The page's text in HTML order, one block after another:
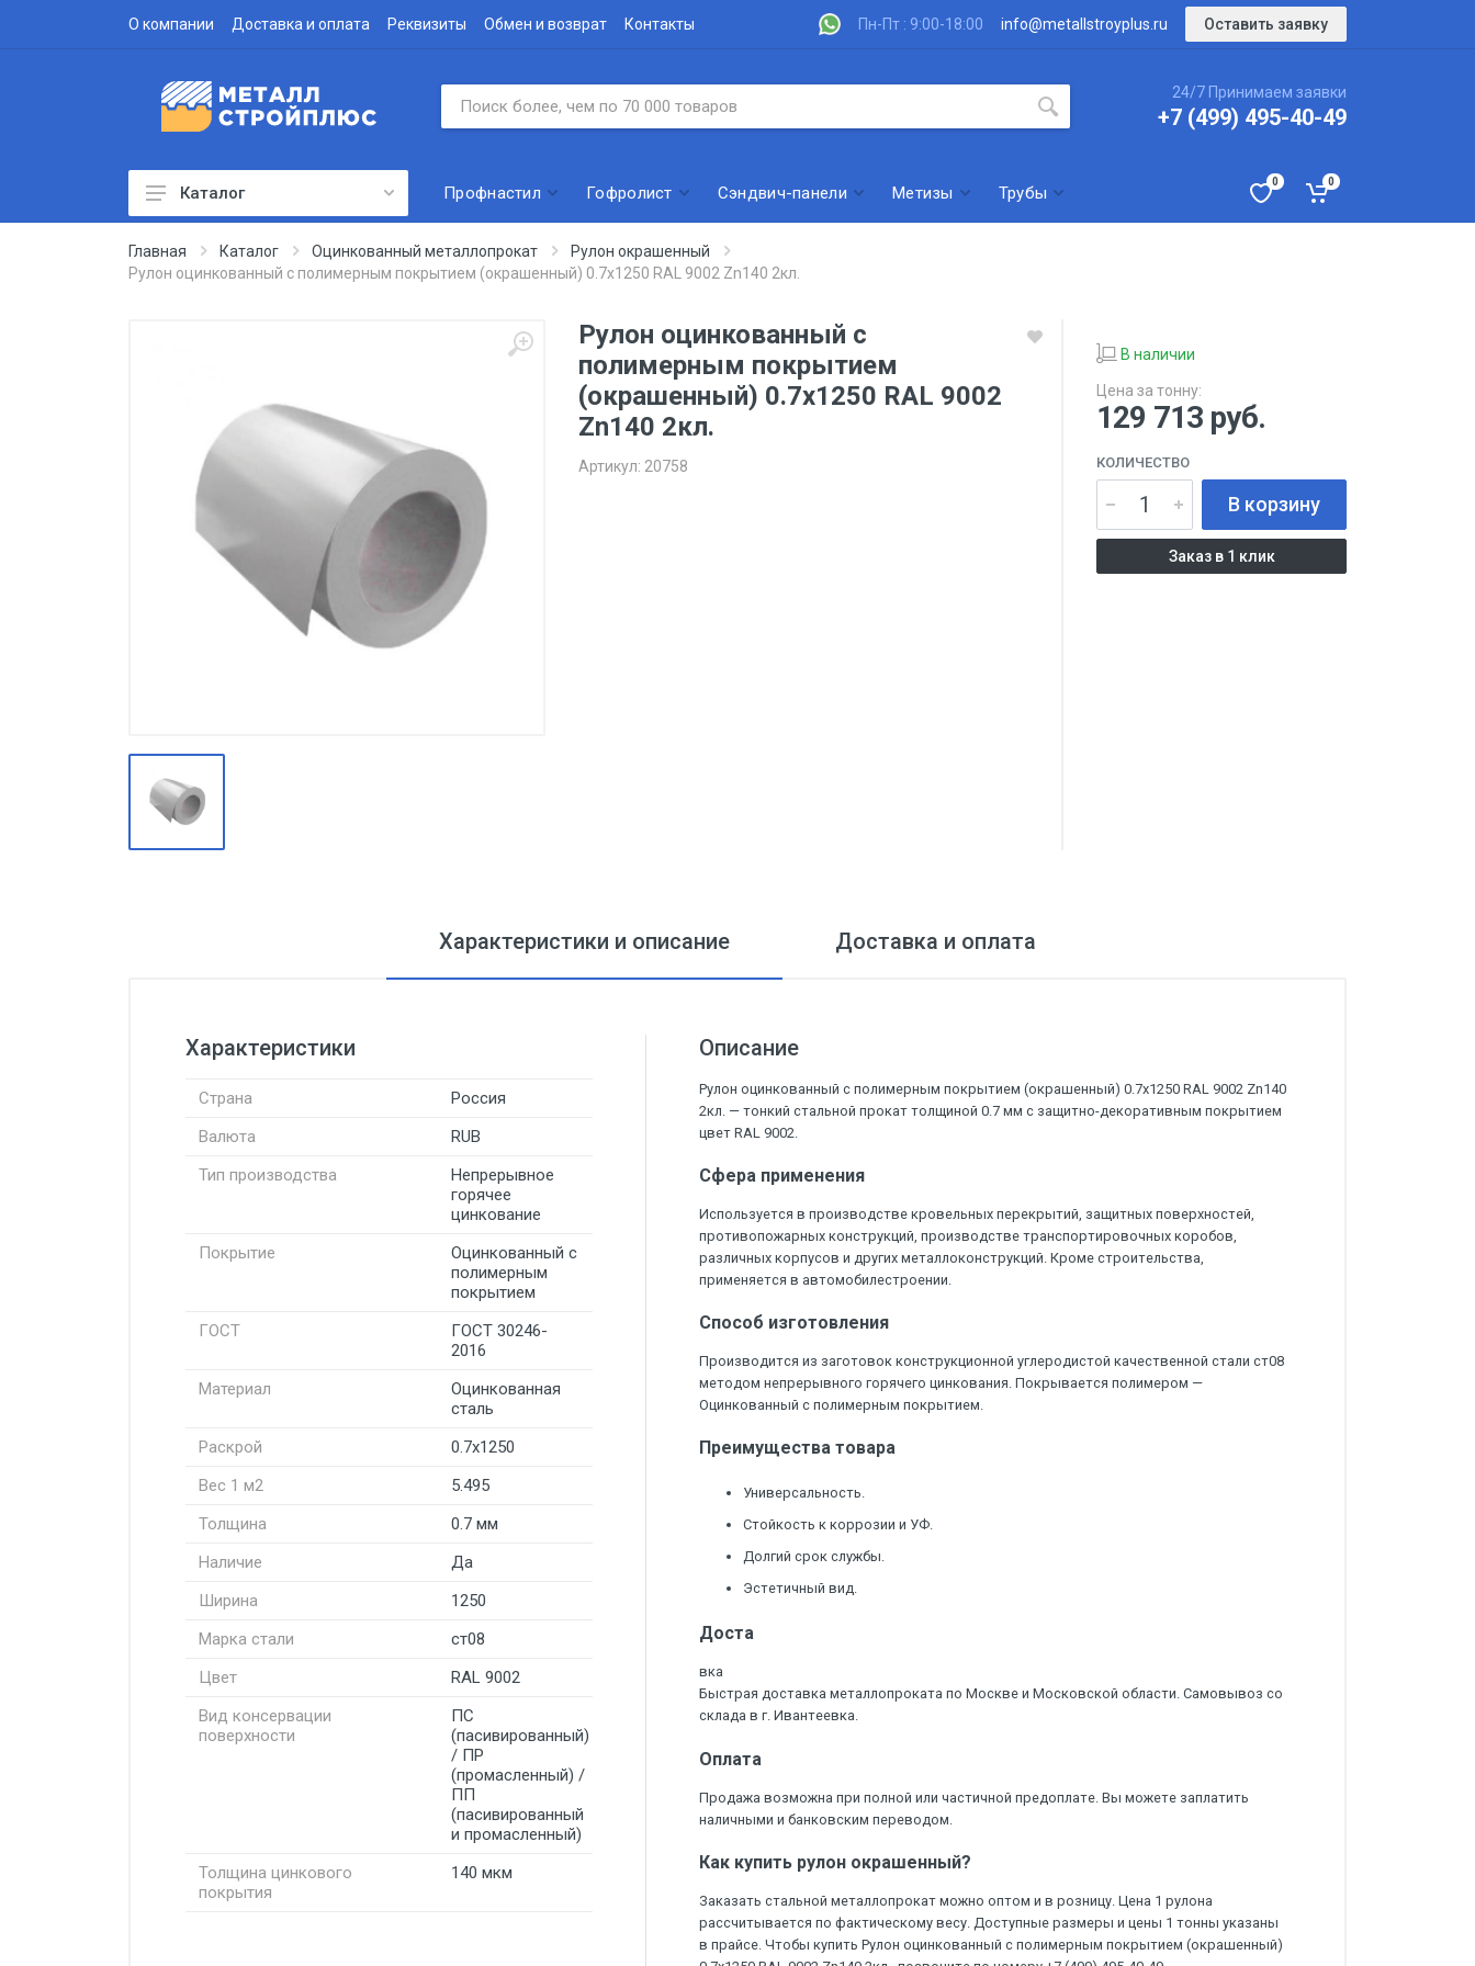
О компании Доставка и оплата Реквизиты Обмен и возврат Контакты Пн-Пт : 9:00-18:00 info@metallstroyplus.ru Оставить заявку
24/7 Принимаем заявки
+7 (499) 495-40-49
Профнастил
Водосточная система
Сэндвич-панели
Метизы
Штакетник
Черный металлопрокат
Нержавеющий металлопрокат
Запорная арматура
Цветные металлы
Каталог Профнастил Гофролист Сэндвич-панели Метизы Трубы
0 0
Главная Каталог Оцинкованный металлопрокат
Рулон окрашенный
Рулон оцинкованный с полимерным покрытием (окрашенный) 0.7x1250 RAL 9002 Zn140 2кл.
Рулон оцинкованный с
полимерным покрытием
(окрашенный) 0.7x1250 RAL 9002
Zn140 2кл.
Артикул: 20758
В наличии
Цена за тонну:
129 713 руб.
КОЛИЧЕСТВО
В корзину
Заказ в 1 клик
Характеристики и описание Доставка и оплата
Характеристики
Страна
Россия
Валюта
RUB
Тип производства
Непрерывное
горячее
цинкование
Покрытие
Оцинкованный с
полимерным
покрытием
ГОСТ
ГОСТ 30246-
2016
Материал
Оцинкованная
сталь
Раскрой
0.7x1250
Вес 1 м2
5.495
Толщина
0.7 мм
Наличие
Да
Ширина
1250
Марка стали
ст08
Цвет
RAL 9002
Вид консервации
поверхности
ПС
(пасивированный)
/ ПР
(промасленный) /
ПП
(пасивированный
и промасленный)
Толщина цинкового
покрытия
140 мкм
Описание
Рулон оцинкованный с полимерным покрытием (окрашенный) 0.7x1250 RAL 9002 Zn140
2кл. — тонкий стальной прокат толщиной 0.7 мм с защитно-декоративным покрытием
цвет RAL 9002.
Сфера применения
Используется в производстве кровельных перекрытий, защитных поверхностей,
противопожарных конструкций, производстве транспортировочных коробов,
различных корпусов и других металлоконструкций. Кроме строительства,
применяется в автомобилестроении.
Способ изготовления
Производится из заготовок конструкционной углеродистой качественной стали ст08
методом непрерывного горячего цинкования. Покрывается полимером —
Оцинкованный с полимерным покрытием.
Преимущества товара
Универсальность.
Стойкость к коррозии и УФ.
Долгий срок службы.
Эстетичный вид.
Доста
вка
Быстрая доставка металлопроката по Москве и Московской области. Самовывоз со
склада в г. Ивантеевка.
Оплата
Продажа возможна при полной или частичной предоплате. Вы можете заплатить
наличными и банковским переводом.
Как купить рулон окрашенный?
Заказать стальной металлопрокат можно оптом и в розницу. Цена 1 рулона
рассчитывается по фактическому весу. Доступные размеры и цены 1 тонны указаны
в прайсе. Чтобы купить Рулон оцинкованный с полимерным покрытием (окрашенный)